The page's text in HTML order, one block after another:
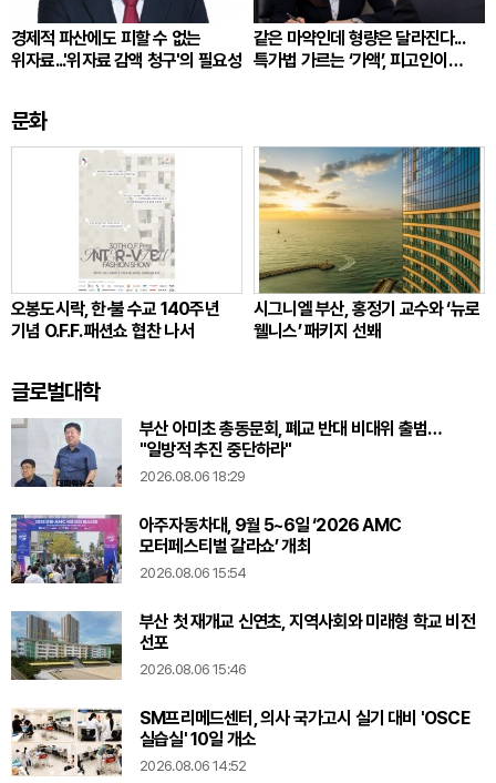
경제적 파산에도 피할 수 없는
위자료...'위자료 감액 청구'의 필요성
같은 마약인데 형량은 달라진다...
특가법 가르는 ‘가액’, 피고인이
문화
오봉도시락, 한·불 수교 140주년
기념 O.F.F. 패션쇼 협찬 나서
시그니엘 부산, 홍정기 교수와 ‘뉴로
웰니스’ 패키지 선봬
글로벌대학
부산 아미초 총동문회, 폐교 반대 비대위 출범…
"일방적 추진 중단하라"
2026.08.06 18:29
아주자동차대, 9월 5~6일 ‘2026 AMC
모터페스티벌 갈라쇼’ 개최
2026.08.06 15:54
부산 첫 재개교 신연초, 지역사회와 미래형 학교 비전
선포
2026.08.06 15:46
SM프리메드센터, 의사 국가고시 실기 대비 'OSCE
실습실' 10일 개소
2026.08.06 14:52